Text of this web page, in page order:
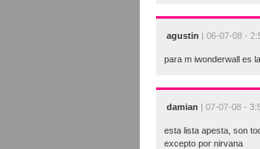
agustin | 06-07-08 -
para m iwonderwall es
damian | 07-07-08 -
esta lista apesta, son
excepto por nirvana